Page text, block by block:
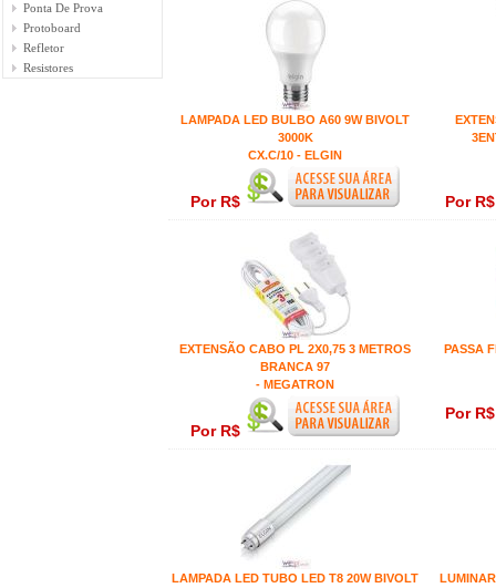
Ponta De Prova
Protoboard
Refletor
Resistores
LAMPADA LED BULBO A60 9W BIVOLT
3000K
CX.C/10 - ELGIN
Por R$ Por
EXTENSÃO CABO PL 2X0,75 3 METROS
BRANCA 97
- MEGATRON
Por R$
PASSA
Por
LAMPADA LED TUBO LED T8 20W BIVOLT